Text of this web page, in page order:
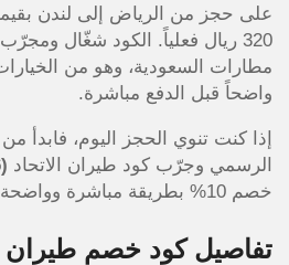
320 ريال فعلياً. الكود شغّال
مطارات السعودية، وهو من
واضحاً قبل الدفع مباشرة.
إذا كنت تنوي الحجز اليوم، فابدأ
الرسمي وجرّب كود طيران الاتحاد (ET96)
خصم 10% بطريقة مباشرة وواضحة من السعودية.
تفاصيل كود خصم طيران